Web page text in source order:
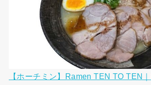
【ホーチミン】Ramen TEN TO TEN